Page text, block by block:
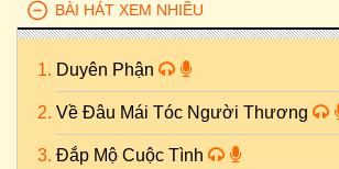
BÀI HÁT XEM NHIỀU
Duyên Phận
Về Đâu Mái Tóc Người Thương
Đắp Mộ Cuộc Tình